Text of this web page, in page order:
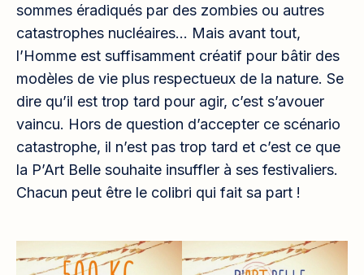
sommes éradiqués par des zombies ou autres
catastrophes nucléaires… Mais avant tout,
l’Homme est suffisamment créatif pour bâtir des
modèles de vie plus respectueux de la nature. Se
dire qu’il est trop tard pour agir, c’est s’avouer
vaincu. Hors de question d’accepter ce scénario
catastrophe, il n’est pas trop tard et c’est ce que
la P’Art Belle souhaite insuffler à ses festivaliers.
Chacun peut être le colibri qui fait sa part !